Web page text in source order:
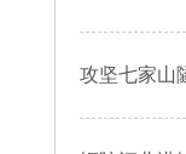
攻坚七家山